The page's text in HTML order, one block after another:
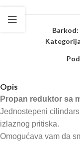
Barkod:
Opis
Propan reduktor sa
Jednostepeni
izlaznog pritiska.
Omogućava vam da